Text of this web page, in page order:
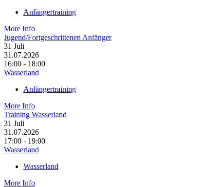
Anfängertraining
More Info
Jugend/Fortgeschrittenen Anfänger
31 Juli
31.07.2026
16:00 - 18:00
Wasserland
Anfängertraining
More Info
Training Wasserland
31 Juli
31.07.2026
17:00 - 19:00
Wasserland
Wasserland
More Info